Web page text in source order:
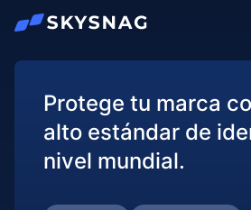
Protege tu marca
alto estándar de
nivel mundial.